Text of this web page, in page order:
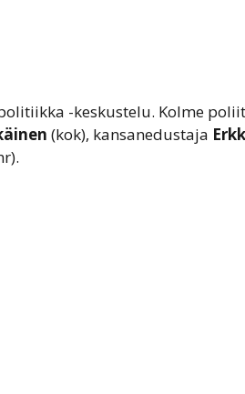
-keskustelu. Kolme
(kok), kansanedustaja